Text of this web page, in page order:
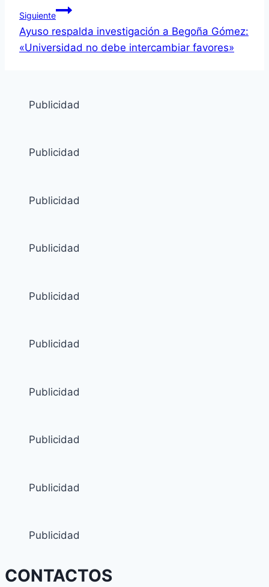
Siguiente
Ayuso respalda investigación a Begoña Gómez:
«Universidad no debe intercambiar favores»
Publicidad
Publicidad
Publicidad
Publicidad
Publicidad
Publicidad
Publicidad
Publicidad
Publicidad
Publicidad
CONTACTOS